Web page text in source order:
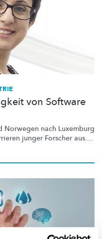
von Software
Norwegen nach Luxemburg
junger Forscher aus....